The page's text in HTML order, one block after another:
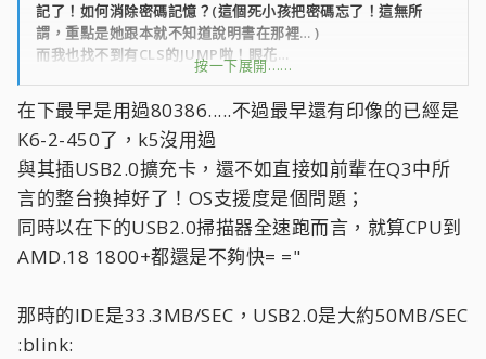
記了！如何消除密碼記憶？(這個死小孩把密碼忘了！這無所
謂，重點是她跟本就不知道說明書在那裡… )
而我也找不到有CLS的JUMP啦！眼花…
Q3：這個死小孩還跟我說：幫我灌XP喔！(用很認真的表情…)
靠…是XP耶！我回她就算能灌完，也開不起來喔！就算能開…也
是等個幾小時吧！有經驗的大大教一下吧！
我是有建議她換電腦啦！但是她說要換就要換最好的… 兩萬塊能
最好嗎？無言… 而且她也只是拿來練打字而已…
其實要不是看在她長的還蠻可愛的 ，加上又是同事的朋友的同事
<---好遠喔！ 我應該是會放棄的…
以上的問題就請資深一點的大大指導一下囉！資深<---K5的年
代，應算是資深了吧！
按一下展開……
在下最早是用過80386.....不過最早還有印像的已經是
K6-2-450了，k5沒用過
與其插USB2.0擴充卡，還不如直接如前輩在Q3中所
言的整台換掉好了！OS支援度是個問題；
同時以在下的USB2.0掃描器全速跑而言，就算CPU到
AMD.18 1800+都還是不夠快= ="
那時的IDE是33.3MB/SEC，USB2.0是大約50MB/SEC
:blink: